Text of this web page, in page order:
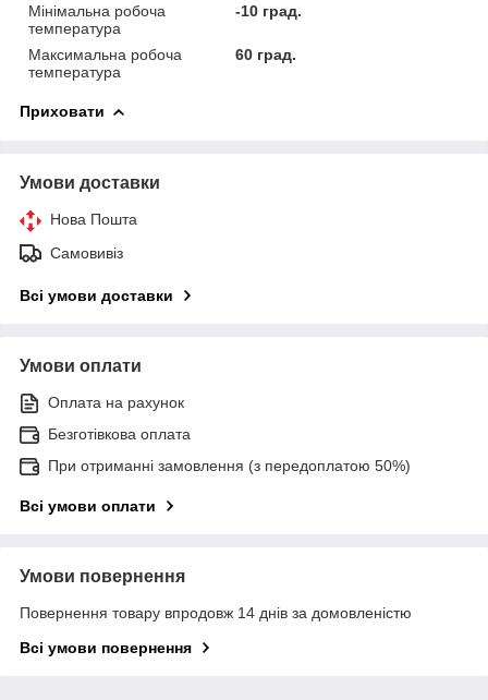
Мінімальна робоча
температура
-10 град.
Максимальна робоча
температура
60 град.
Приховати
Умови доставки
Нова Пошта
Самовивіз
Всі умови доставки
Умови оплати
Оплата на рахунок
Безготівкова оплата
При отриманні замовлення (з передоплатою 50%)
Всі умови оплати
Умови повернення
Повернення товару впродовж 14 днів за домовленістю
Всі умови повернення